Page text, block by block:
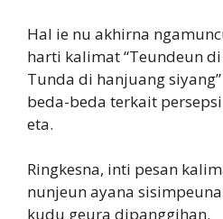
Hal ie nu akhirna
harti kalimat “Teundeun
Tunda di hanjuang
beda-beda terkait
eta.
Ringkesna, inti pesan
nunjeun ayana
kudu geura dipanggihan.